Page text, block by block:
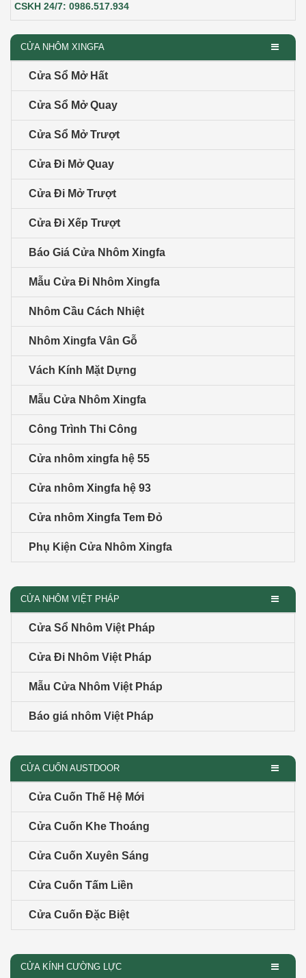
CSKH 24/7: 0986.517.934
CỬA NHÔM XINGFA
Cửa Sổ Mở Hất
Cửa Sổ Mở Quay
Cửa Sổ Mở Trượt
Cửa Đi Mở Quay
Cửa Đi Mở Trượt
Cửa Đi Xếp Trượt
Báo Giá Cửa Nhôm Xingfa
Mẫu Cửa Đi Nhôm Xingfa
Nhôm Cầu Cách Nhiệt
Nhôm Xingfa Vân Gỗ
Vách Kính Mặt Dựng
Mẫu Cửa Nhôm Xingfa
Công Trình Thi Công
Cửa nhôm xingfa hệ 55
Cửa nhôm Xingfa hệ 93
Cửa nhôm Xingfa Tem Đỏ
Phụ Kiện Cửa Nhôm Xingfa
CỬA NHÔM VIỆT PHÁP
Cửa Sổ Nhôm Việt Pháp
Cửa Đi Nhôm Việt Pháp
Mẫu Cửa Nhôm Việt Pháp
Báo giá nhôm Việt Pháp
CỬA CUỐN AUSTDOOR
Cửa Cuốn Thế Hệ Mới
Cửa Cuốn Khe Thoáng
Cửa Cuốn Xuyên Sáng
Cửa Cuốn Tấm Liền
Cửa Cuốn Đặc Biệt
CỬA KÍNH CƯỜNG LỰC